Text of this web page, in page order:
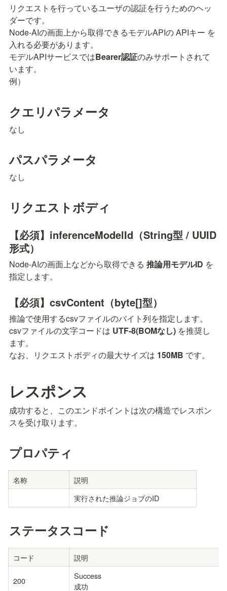
リクエストを行っているユーザの認証を行うためのヘッ
ダーです。
Node-AIの画面上から取得できるモデルAPIの APIキー を
入れる必要があります。
モデルAPIサービスではBearer認証のみサポートされて
います。
例）
クエリパラメータ
なし
パスパラメータ
なし
リクエストボディ
【必須】inferenceModelId（String型 / UUID
形式）
Node-AIの画面上などから取得できる 推論用モデルID を
指定します。
【必須】csvContent（byte[]型）
推論で使用するcsvファイルのバイト列を指定します。
csvファイルの文字コードは UTF-8(BOMなし) を推奨し
ます。
なお、リクエストボディの最大サイズは 150MB です。
レスポンス
成功すると、このエンドポイントは次の構造でレスポン
スを受け取ります。
プロパティ
名称
説明
実行された推論ジョブのID
ステータスコード
コード 説明
200
Success
成功